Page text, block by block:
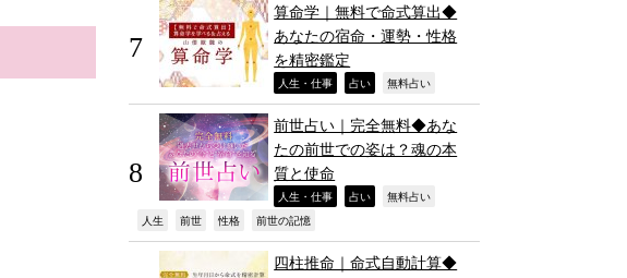
算命学｜無料で命式算出◆
あなたの宿命・運勢・性格
を精密鑑定
人生・仕事 占い 無料占い
前世占い｜完全無料◆あな
たの前世での姿は？魂の本
質と使命
人生・仕事 占い 無料占い
人生 前世 性格 前世の記憶
四柱推命｜命式自動計算◆